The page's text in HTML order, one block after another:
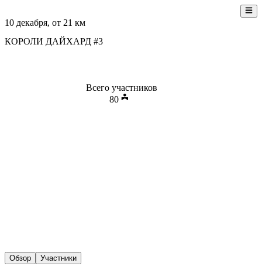
10 декабря, от 21 км
КОРОЛИ ДАЙХАРД #3
Всего участников
80
Обзор Участники